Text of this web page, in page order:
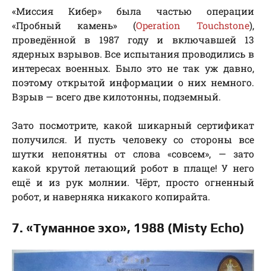
«Миссия Кибер» была частью операции
«Пробный камень» (Operation Touchstone),
проведённой в 1987 году и включавшей 13
ядерных взрывов. Все испытания проводились в
интересах военных. Было это не так уж давно,
поэтому открытой информации о них немного.
Взрыв — всего две килотонны, подземный.
Зато посмотрите, какой шикарный сертификат
получился. И пусть человеку со стороны все
шутки непонятны от слова «совсем», — зато
какой крутой летающий робот в плаще! У него
ещё и из рук молнии. Чёрт, просто огненный
робот, и наверняка никакого копирайта.
7. «Туманное эхо», 1988 (Misty Echo)